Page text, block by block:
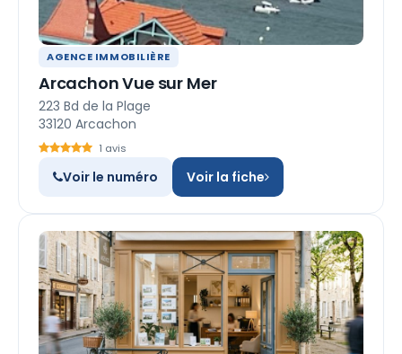
AGENCE IMMOBILIÈRE
Arcachon Vue sur Mer
223 Bd de la Plage
33120 Arcachon
1 avis
Voir le numéro Voir la fiche